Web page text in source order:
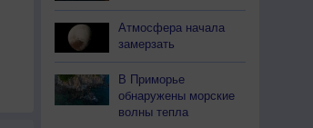
Атмосфера начала
замерзать
В Приморье
обнаружены морские
волны тепла